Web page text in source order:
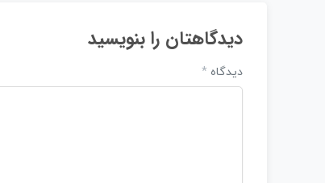
دیدگاهتان را بنویسید
دیدگاه *